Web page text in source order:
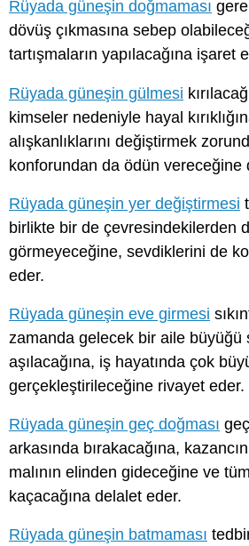
Rüyada güneşin doğmaması
dövüş çıkmasına sebep
tartışmaların yapılacağına işaret
Rüyada güneşin gülmesi
kimseler nedeniyle hayal
alışkanlıklarını değiştirmek
konforundan da ödün vereceğine
Rüyada güneşin yer değiştirmesi
birlikte bir de çevresindekilerden
görmeyeceğine, sevdiklerini de
eder.
Rüyada güneşin eve girmesi
zamanda gelecek bir aile büyüğü
aşılacağına, iş hayatında çok
gerçekleştirileceğine rivayet eder.
Rüyada güneşin geç doğması
arkasında bırakacağına,
malının elinden gideceğine ve
kaçacağına delalet eder.
Rüyada güneşin batmaması